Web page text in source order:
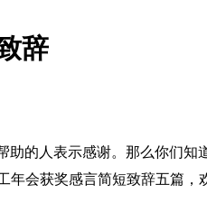
辞
助的人表示感谢。那么你们知
年会获奖感言简短致辞五篇，